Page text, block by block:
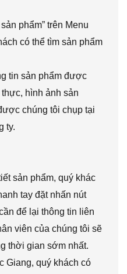
phẩm” trên Menu
có thể tìm sản phẩm
tin sản phẩm được
hình ảnh sản
chúng tôi chụp tại
ty.
sản phẩm, quý khác
tay đặt nhấn nút
để lại thông tin liên
viên của chúng tôi sẽ
thời gian sớm nhất.
Giang, quý khách có